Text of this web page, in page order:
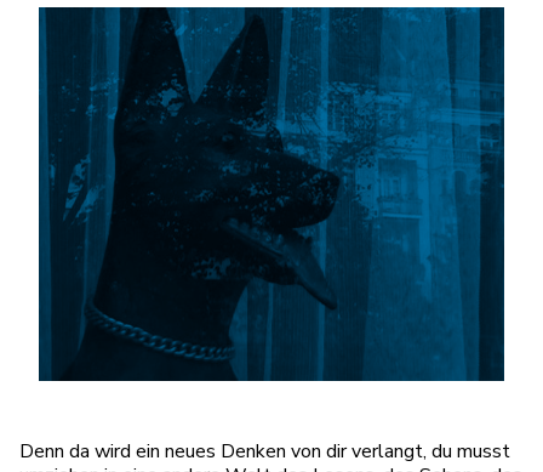
Denn da wird ein neues Denken von dir verlangt, du musst